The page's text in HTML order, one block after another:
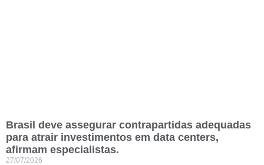
Brasil deve assegurar contrapartidas adequadas
para atrair investimentos em data centers,
afirmam especialistas.
27/07/2026